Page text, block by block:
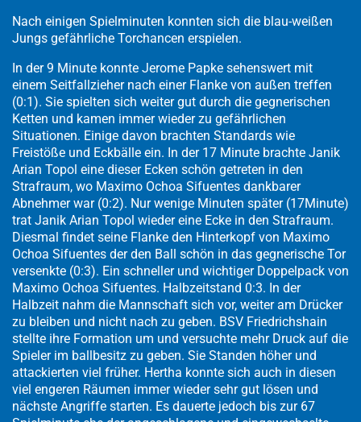
Nach einigen Spielminuten konnten sich die blau-weißen
Jungs gefährliche Torchancen erspielen.
In der 9 Minute konnte Jerome Papke sehenswert mit
einem Seitfallzieher nach einer Flanke von außen treffen
(0:1). Sie spielten sich weiter gut durch die gegnerischen
Ketten und kamen immer wieder zu gefährlichen
Situationen. Einige davon brachten Standards wie
Freistöße und Eckbälle ein. In der 17 Minute brachte Janik
Arian Topol eine dieser Ecken schön getreten in den
Strafraum, wo Maximo Ochoa Sifuentes dankbarer
Abnehmer war (0:2). Nur wenige Minuten später (17Minute)
trat Janik Arian Topol wieder eine Ecke in den Strafraum.
Diesmal findet seine Flanke den Hinterkopf von Maximo
Ochoa Sifuentes der den Ball schön in das gegnerische Tor
versenkte (0:3). Ein schneller und wichtiger Doppelpack von
Maximo Ochoa Sifuentes. Halbzeitstand 0:3. In der
Halbzeit nahm die Mannschaft sich vor, weiter am Drücker
zu bleiben und nicht nach zu geben. BSV Friedrichshain
stellte ihre Formation um und versuchte mehr Druck auf die
Spieler im ballbesitz zu geben. Sie Standen höher und
attackierten viel früher. Hertha konnte sich auch in diesen
viel engeren Räumen immer wieder sehr gut lösen und
nächste Angriffe starten. Es dauerte jedoch bis zur 67